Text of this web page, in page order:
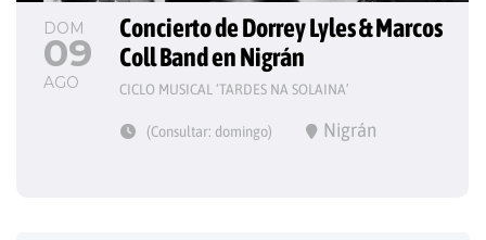
DOM
09
AGO
Concierto de Dorrey Lyles & Marcos
Coll Band en Nigrán
CICLO MUSICAL ‘TARDES NA SOLAINA’
(Consultar: domingo) Nigrán